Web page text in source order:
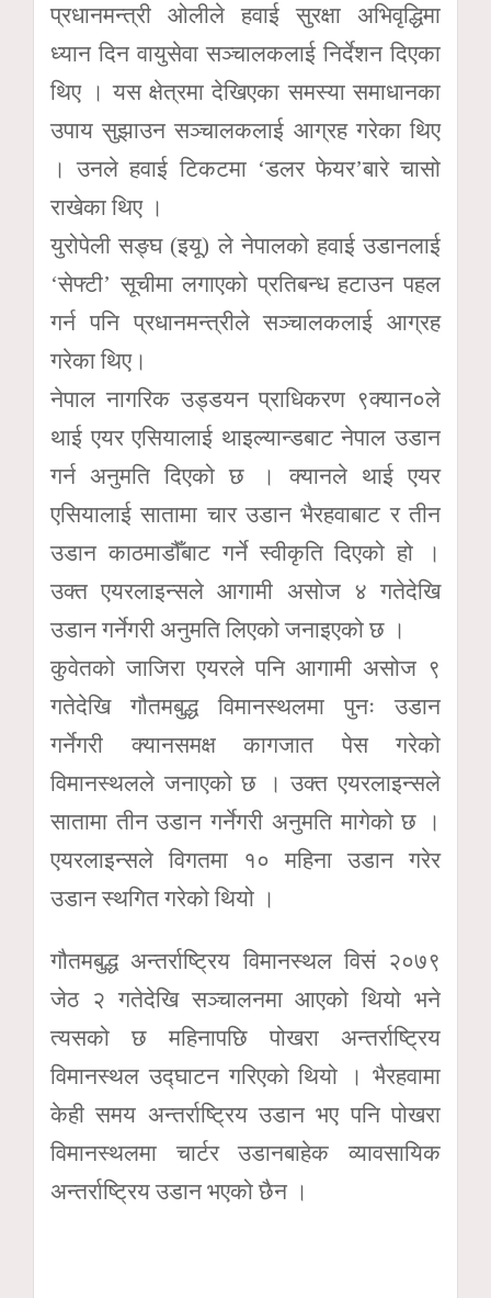
प्रधानमन्त्री ओलीले हवाई सुरक्षा अभिवृद्धिमा
ध्यान दिन वायुसेवा सञ्चालकलाई निर्देशन दिएका
थिए । यस क्षेत्रमा देखिएका समस्या समाधानका
उपाय सुझाउन सञ्चालकलाई आग्रह गरेका थिए
। उनले हवाई टिकटमा ‘डलर फेयर’बारे चासो
राखेका थिए ।
युरोपेली सङ्घ (इयू) ले नेपालको हवाई उडानलाई
‘सेफ्टी’ सूचीमा लगाएको प्रतिबन्ध हटाउन पहल
गर्न पनि प्रधानमन्त्रीले सञ्चालकलाई आग्रह
गरेका थिए।
नेपाल नागरिक उड्डयन प्राधिकरण ९क्यान०ले
थाई एयर एसियालाई थाइल्यान्डबाट नेपाल उडान
गर्न अनुमति दिएको छ । क्यानले थाई एयर
एसियालाई सातामा चार उडान भैरहवाबाट र तीन
उडान काठमाडौँबाट गर्ने स्वीकृति दिएको हो ।
उक्त एयरलाइन्सले आगामी असोज ४ गतेदेखि
उडान गर्नेगरी अनुमति लिएको जनाइएको छ ।
कुवेतको जाजिरा एयरले पनि आगामी असोज ९
गतेदेखि गौतमबुद्ध विमानस्थलमा पुनः उडान
गर्नेगरी क्यानसमक्ष कागजात पेस गरेको
विमानस्थलले जनाएको छ । उक्त एयरलाइन्सले
सातामा तीन उडान गर्नेगरी अनुमति मागेको छ ।
एयरलाइन्सले विगतमा १० महिना उडान गरेर
उडान स्थगित गरेको थियो ।
गौतमबुद्ध अन्तर्राष्ट्रिय विमानस्थल विसं २०७९
जेठ २ गतेदेखि सञ्चालनमा आएको थियो भने
त्यसको छ महिनापछि पोखरा अन्तर्राष्ट्रिय
विमानस्थल उद्घाटन गरिएको थियो । भैरहवामा
केही समय अन्तर्राष्ट्रिय उडान भए पनि पोखरा
विमानस्थलमा चार्टर उडानबाहेक व्यावसायिक
अन्तर्राष्ट्रिय उडान भएको छैन ।